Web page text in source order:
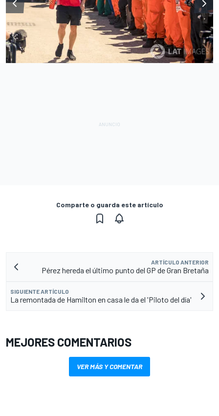
Comparte o guarda este artículo
ARTÍCULO ANTERIOR
Pérez hereda el último punto del GP de Gran Bretaña
SIGUIENTE ARTÍCULO
La remontada de Hamilton en casa le da el 'Piloto del día'
MEJORES COMENTARIOS
VER MÁS Y COMENTAR